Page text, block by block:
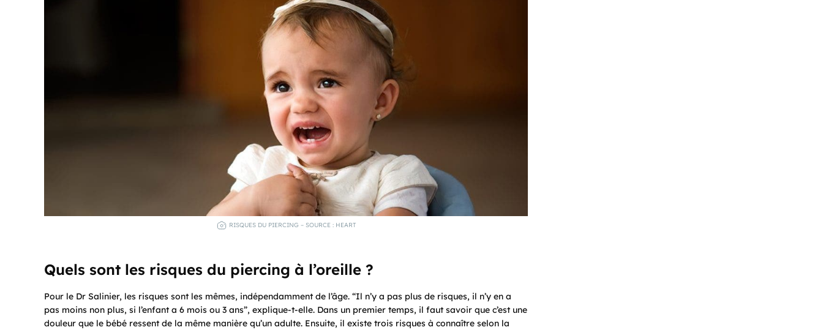
RISQUES DU PIERCING – SOURCE : HEART
Quels sont les risques du piercing à l’oreille ?
Pour le Dr Salinier, les risques sont les mêmes, indépendamment de l’âge. “Il n’y a pas plus de risques, il n’y en a
pas moins non plus, si l’enfant a 6 mois ou 3 ans”, explique-t-elle. Dans un premier temps, il faut savoir que c’est une
douleur que le bébé ressent de la même manière qu’un adulte. Ensuite, il existe trois risques à connaître selon la